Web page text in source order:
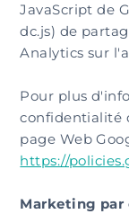
JavaScript de
dc.js) de
Analytics sur
Pour plus
confidentialité
page Web
https://
Marketing par